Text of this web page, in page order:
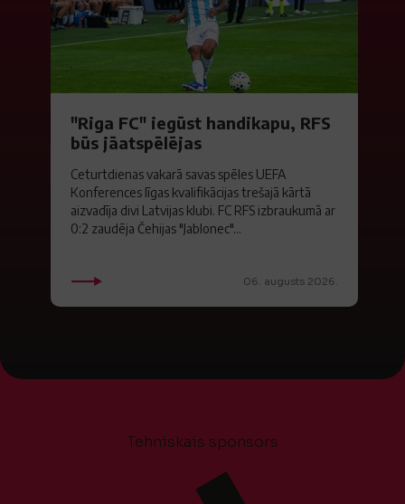
"Riga FC" iegūst handikapu, RFS
būs jāatspēlējas
Ceturtdienas vakarā savas spēles UEFA
Konferences līgas kvalifikācijas trešajā kārtā
aizvadīja divi Latvijas klubi. FC RFS izbraukumā ar
0:2 zaudēja Čehijas "Jablonec"...
06. augusts 2026.
Tehniskais sponsors